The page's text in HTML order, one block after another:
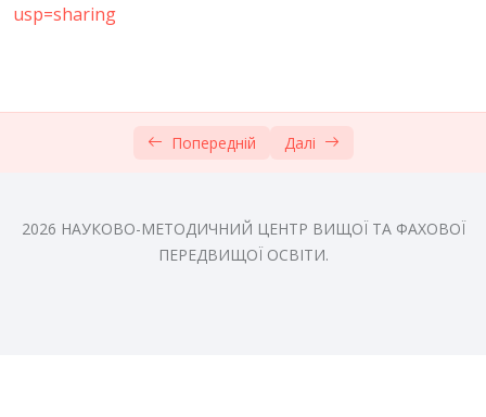
9. ГРА ЯК ПРОВІДНА ДІЯЛЬНІСТЬ У
Відео: лекція «Розумовий розвиток
Текст: лекція «Розумовий розвиток
usp=sharing
Попередній Далі
2026 НАУКОВО-МЕТОДИЧНИЙ ЦЕНТР ВИЩОЇ ТА ФАХОВОЇ
ПЕРЕДВИЩОЇ ОСВІТИ.